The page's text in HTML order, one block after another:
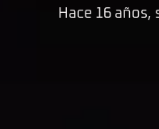
Hace 16 años,